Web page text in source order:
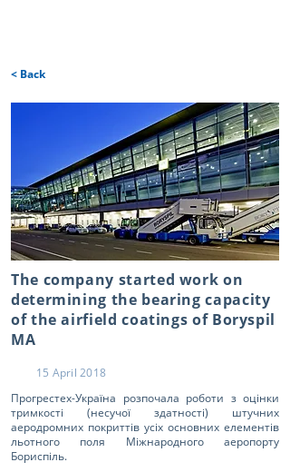
< Back
The company started work on
determining the bearing capacity
of the airfield coatings of Boryspil
MA
15 April 2018
Прогрестех-Україна розпочала роботи з оцінки
тримкості (несучої здатності) штучних
аеродромних покриттів усіх основних елементів
льотного поля Міжнародного аеропорту
Бориспіль.